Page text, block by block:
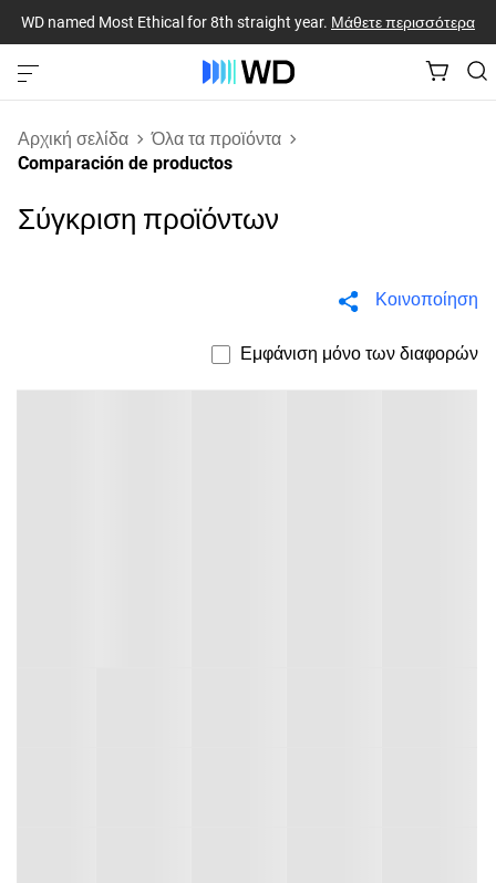
WD named Most Ethical for 8th straight year. Μάθετε περισσότερα
Αρχική σελίδα
Όλα τα προϊόντα
Comparación de productos
Σύγκριση προϊόντων
Κοινοποίηση
Εμφάνιση μόνο των διαφορών